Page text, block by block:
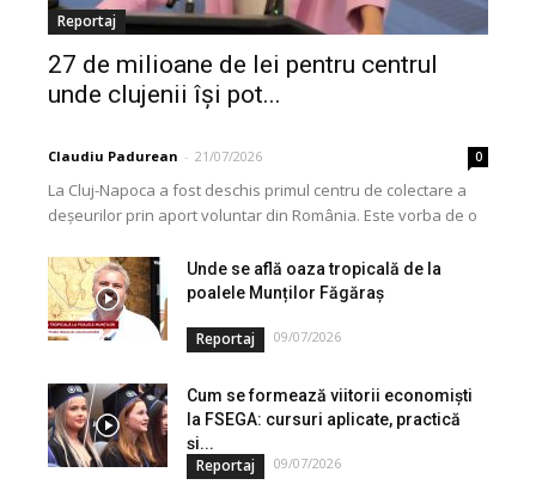
Reportaj
27 de milioane de lei pentru centrul
unde clujenii își pot...
Claudiu Padurean - 21/07/2026 0
La Cluj-Napoca a fost deschis primul centru de colectare a
deșeurilor prin aport voluntar din România. Este vorba de o
Unde se află oaza tropicală de la
poalele Munților Făgăraș
Reportaj 09/07/2026
Cum se formează viitorii economiști
la FSEGA: cursuri aplicate, practică
și...
Reportaj 09/07/2026